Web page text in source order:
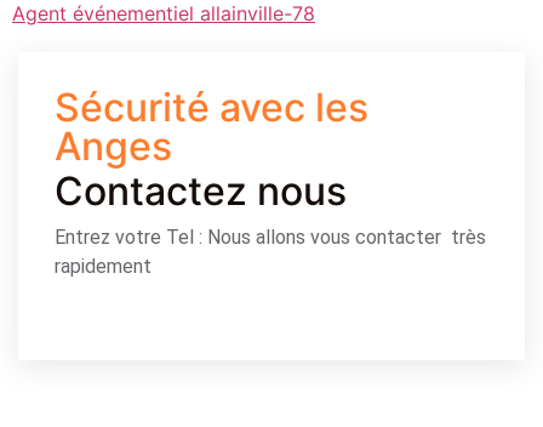
Agent événementiel allainville-78
Sécurité avec les
Anges
Contactez nous
Entrez votre Tel : Nous allons vous contacter très
rapidement